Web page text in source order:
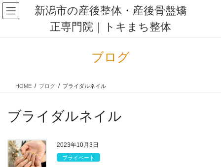
コ
ン
ナ
ビ
新潟市の産後整体・産後骨盤矯
正専門院｜トキまち整体
ブログ
HOME ブログ ブライダルネイル
ブライダルネイル
2023年10月3日
プライベート